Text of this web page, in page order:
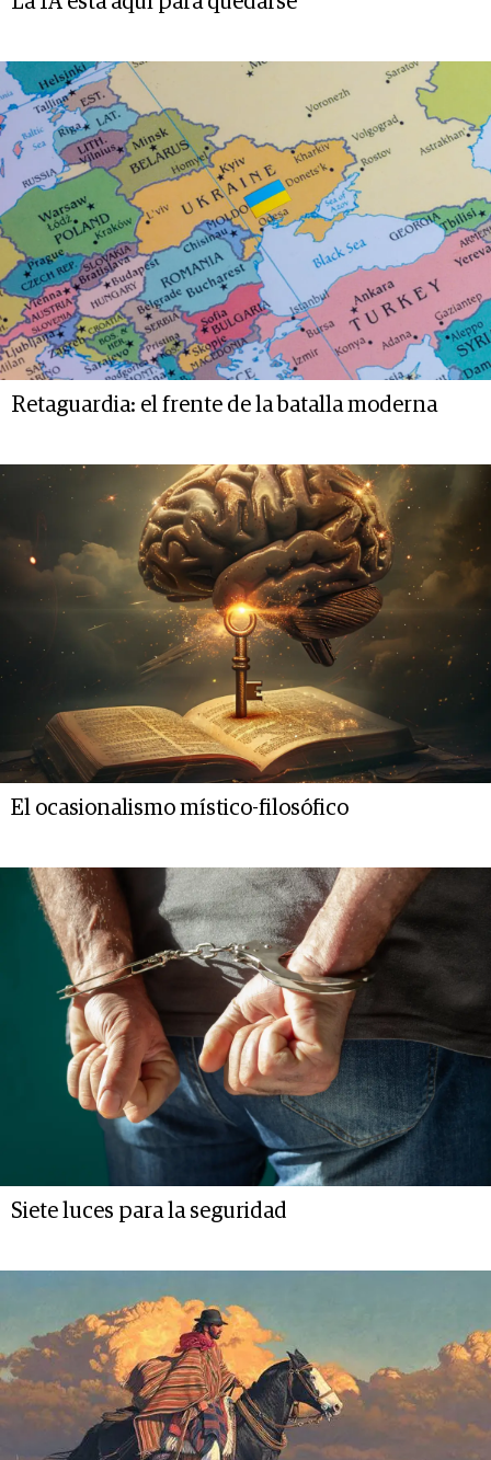
Retaguardia: el frente de la batalla moderna
El ocasionalismo místico-filosófico
Siete luces para la seguridad